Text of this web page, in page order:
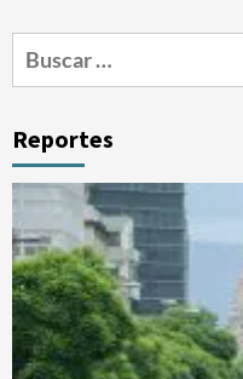
Buscar:
Reportes